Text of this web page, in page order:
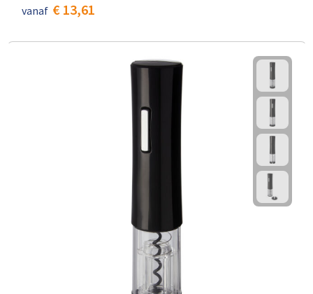
vanaf € 13,61